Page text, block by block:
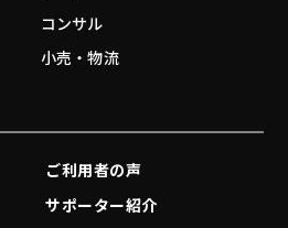
コンサル
小売・物流
ご利用者の声
サポーター紹介